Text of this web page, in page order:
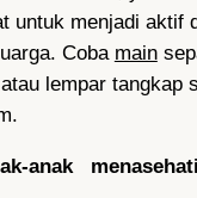
untuk menjadi aktif
Coba main
lempar tangkap
anak